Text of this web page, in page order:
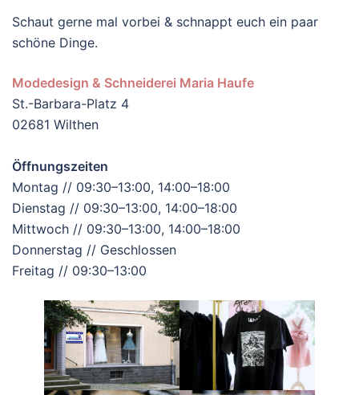
Schaut gerne mal vorbei & schnappt euch ein paar
schöne Dinge.
Modedesign & Schneiderei Maria Haufe
St.-Barbara-Platz 4
02681 Wilthen
Öffnungszeiten
Montag // 09:30–13:00, 14:00–18:00
Dienstag // 09:30–13:00, 14:00–18:00
Mittwoch // 09:30–13:00, 14:00–18:00
Donnerstag // Geschlossen
Freitag // 09:30–13:00